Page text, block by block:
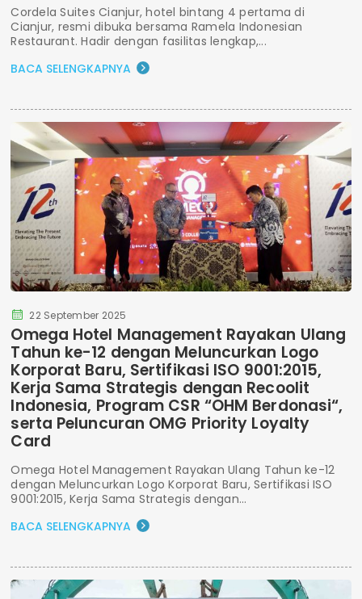
Cordela Suites Cianjur, hotel bintang 4 pertama di
Cianjur, resmi dibuka bersama Ramela Indonesian
Restaurant. Hadir dengan fasilitas lengkap,...
BACA SELENGKAPNYA
22 September 2025
Omega Hotel Management Rayakan Ulang
Tahun ke-12 dengan Meluncurkan Logo
Korporat Baru, Sertifikasi ISO 9001:2015,
Kerja Sama Strategis dengan Recoolit
Indonesia, Program CSR “OHM Berdonasi“,
serta Peluncuran OMG Priority Loyalty
Card
Omega Hotel Management Rayakan Ulang Tahun ke-12
dengan Meluncurkan Logo Korporat Baru, Sertifikasi ISO
9001:2015, Kerja Sama Strategis dengan...
BACA SELENGKAPNYA